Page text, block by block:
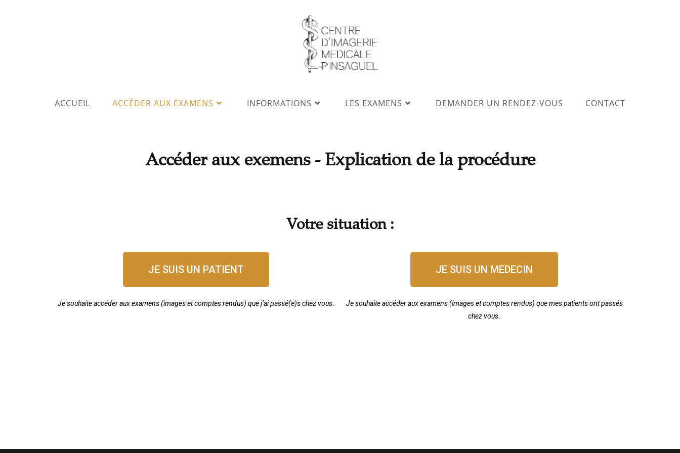
ACCUEIL ACCÉDER AUX EXAMENS INFORMATIONS LES EXAMENS DEMANDER UN RENDEZ-VOUS CONTACT
Accéder aux exemens - Explication de la procédure
Votre situation :
JE SUIS UN PATIENT
Je souhaite accéder aux examens (images et comptes rendus) que j’ai passé(e)s chez vous.
JE SUIS UN MEDECIN
Je souhaite accéder aux examens (images et comptes rendus) que mes patients ont passés
chez vous.